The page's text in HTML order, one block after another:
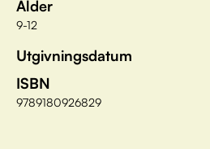
Ålder
9-12
Utgivningsdatum
ISBN
9789180926829